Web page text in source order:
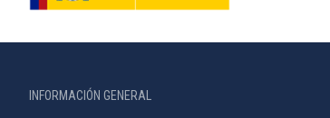
INFORMACIÓN GENERAL